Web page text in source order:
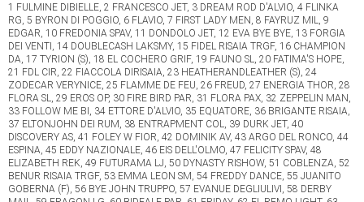
1 FULMINE DIBIELLE, 2 FRANCESCO JET, 3 DREAM ROD D'ALVIO, 4 FLINKA
RG, 5 BYRON DI POGGIO, 6 FLAVIO, 7 FIRST LADY MEN, 8 FAYRUZ MIL, 9
EDGAR, 10 FREDONIA SPAV, 11 DONDOLO JET, 12 EVA BYE BYE, 13 FORGIA
DEI VENTI, 14 DOUBLECASH LAKSMY, 15 FIDEL RISAIA TRGF, 16 CHAMPION
DA, 17 TYRION (S), 18 EL COCHERO GRIF, 19 FAUNO SL, 20 FATIMA'S HOPE,
21 FDL CIR, 22 FIACCOLA DIRISAIA, 23 HEATHERANDLEATHER (S), 24
ZODECAR VERYNICE, 25 FLAMME DE FEU, 26 FREUD, 27 ENERGIA THOR, 28
FLORA SL, 29 EROS OP, 30 FIRE BIRD PAR, 31 FLORA PAX, 32 ZEPPELIN MAN,
33 FOLLOW ME BI, 34 ETTORE D'ALVIO, 35 EQUATORE, 36 BRIGANTE RISAIA,
37 ELTONJOHN DEI RUM, 38 ENTRAPMENT COL, 39 DURK JET, 40
DISCOVERY AS, 41 FOLEY W FIOR, 42 DOMINIK AV, 43 ARGO DEL RONCO, 44
ESPINA, 45 EDDY NAZIONALE, 46 EIS DELL'OLMO, 47 FELICITY SPAV, 48
ELIZABETH REK, 49 FUTURAMA LJ, 50 DYNASTY RISHOW, 51 COBLENZA, 52
BENUR RISAIA TRGF, 53 EMMA LEON SM, 54 FREDDY DANCE, 55 JUANITO
GOBERNA (F), 56 BYE JOHN TRUPPO, 57 EVANUE DEGLIULIVI, 58 DERBY